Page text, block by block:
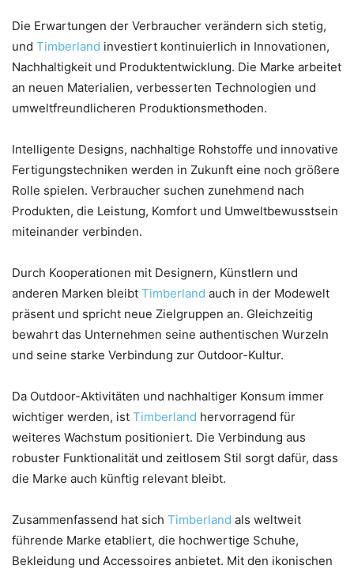
Die Erwartungen der Verbraucher verändern sich stetig,
und Timberland investiert kontinuierlich in Innovationen,
Nachhaltigkeit und Produktentwicklung. Die Marke arbeitet
an neuen Materialien, verbesserten Technologien und
umweltfreundlicheren Produktionsmethoden.
Intelligente Designs, nachhaltige Rohstoffe und innovative
Fertigungstechniken werden in Zukunft eine noch größere
Rolle spielen. Verbraucher suchen zunehmend nach
Produkten, die Leistung, Komfort und Umweltbewusstsein
miteinander verbinden.
Durch Kooperationen mit Designern, Künstlern und
anderen Marken bleibt Timberland auch in der Modewelt
präsent und spricht neue Zielgruppen an. Gleichzeitig
bewahrt das Unternehmen seine authentischen Wurzeln
und seine starke Verbindung zur Outdoor-Kultur.
Da Outdoor-Aktivitäten und nachhaltiger Konsum immer
wichtiger werden, ist Timberland hervorragend für
weiteres Wachstum positioniert. Die Verbindung aus
robuster Funktionalität und zeitlosem Stil sorgt dafür, dass
die Marke auch künftig relevant bleibt.
Zusammenfassend hat sich Timberland als weltweit
führende Marke etabliert, die hochwertige Schuhe,
Bekleidung und Accessoires anbietet. Mit den ikonischen